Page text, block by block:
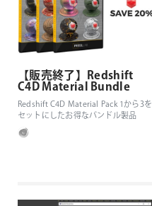
【販売終了】Redshift
C4D Material Bundle
Redshift C4D Material Pack 1から3を
セットにしたお得なバンドル製品